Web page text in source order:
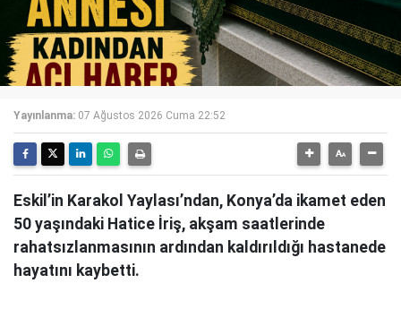
Yayınlanma: 07 Ağustos 2026 Cuma 22:52
Eskil’in Karakol Yaylası’ndan, Konya’da ikamet eden
50 yaşındaki Hatice İriş, akşam saatlerinde
rahatsızlanmasının ardından kaldırıldığı hastanede
hayatını kaybetti.